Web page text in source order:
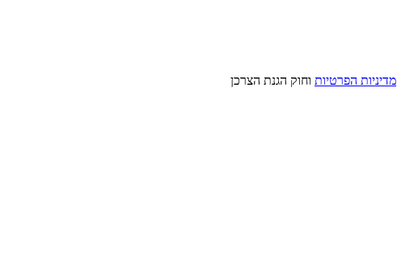
מדיניות הפרטיות וחוק הגנת הצרכן